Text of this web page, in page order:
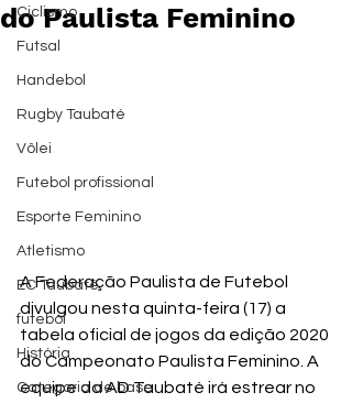
Ciclismo
Futsal
Handebol
Rugby Taubaté
Vôlei
Futebol profissional
Esporte Feminino
Atletismo
EC Taubaté
futebol
História
Categoria de base
do Paulista Feminino
A Federação Paulista de Futebol
divulgou nesta quinta-feira (17) a
tabela oficial de jogos da edição 2020
do Campeonato Paulista Feminino. A
equipe da AD Taubaté irá estrear no